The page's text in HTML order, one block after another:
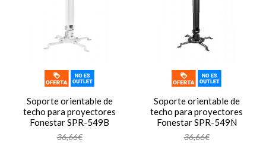
Soporte orientable de
techo para proyectores
Fonestar SPR-549B
36,66€
Soporte orientable de
techo para proyectores
Fonestar SPR-549N
36,66€